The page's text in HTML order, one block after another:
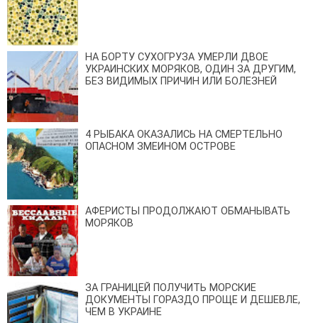
НА БОРТУ СУХОГРУЗА УМЕРЛИ ДВОЕ
УКРАИНСКИХ МОРЯКОВ, ОДИН ЗА ДРУГИМ,
БЕЗ ВИДИМЫХ ПРИЧИН ИЛИ БОЛЕЗНЕЙ
4 РЫБАКА ОКАЗАЛИСЬ НА СМЕРТЕЛЬНО
ОПАСНОМ ЗМЕИНОМ ОСТРОВЕ
АФЕРИСТЫ ПРОДОЛЖАЮТ ОБМАНЫВАТЬ
МОРЯКОВ
ЗА ГРАНИЦЕЙ ПОЛУЧИТЬ МОРСКИЕ
ДОКУМЕНТЫ ГОРАЗДО ПРОЩЕ И ДЕШЕВЛЕ,
ЧЕМ В УКРАИНЕ